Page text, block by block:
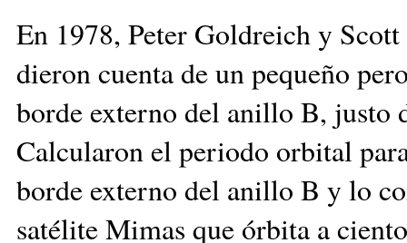
En 1978, Peter Goldreich y
dieron cuenta de un pequeño
borde externo del anillo B, justo
Calcularon el periodo orbital
borde externo del anillo B y lo
satélite Mimas que órbita a